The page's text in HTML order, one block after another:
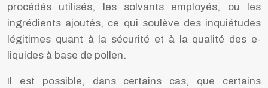
procédés utilisés, les solvants employés, ou les
ingrédients ajoutés, ce qui soulève des inquiétudes
légitimes quant à la sécurité et à la qualité des e-
liquides à base de pollen.
Il est possible, dans certains cas, que certains